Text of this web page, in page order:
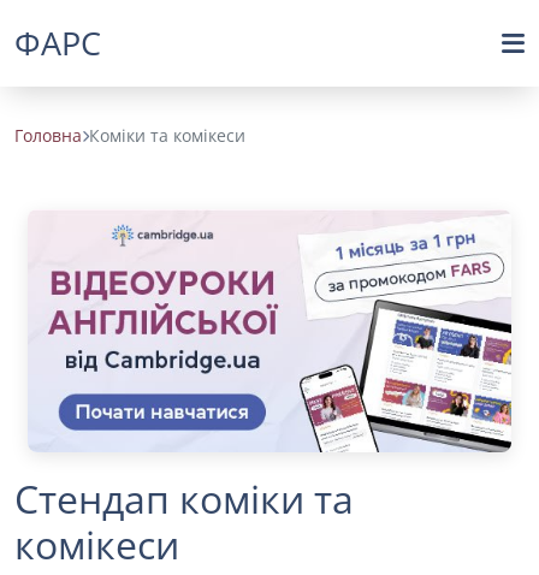
ФАРС
Головна Коміки та комікеси
Стендап коміки та
комікеси